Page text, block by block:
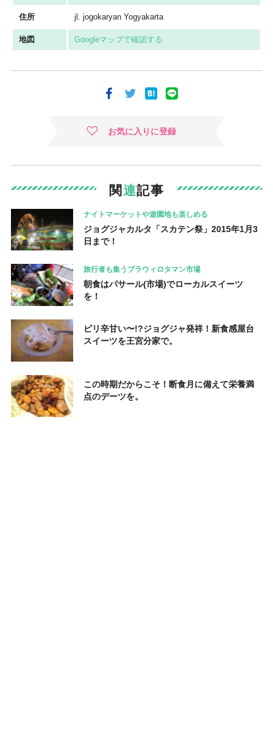
住所 jl. jogokaryan Yogyakarta
地図 Googleマップで確認する
お気に入りに登録
関連記事
ナイトマーケットや遊園地も楽しめる
ジョグジャカルタ「スカテン祭」2015年1月3
日まで！
旅行者も集うプラウィロタマン市場
朝食はパサール(市場)でローカルスイーツ
を！
ピリ辛甘い〜!?ジョグジャ発祥！新食感屋台
スイーツを王宮分家で。
この時期だからこそ！断食月に備えて栄養満
点のデーツを。